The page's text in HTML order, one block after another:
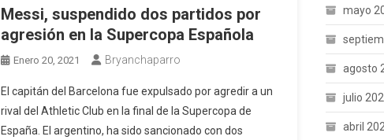
Messi, suspendido dos partidos por
agresión en la Supercopa Española
Enero 20, 2021 Bryanchaparro
El capitán del Barcelona fue expulsado por agredir a un
rival del Athletic Club en la final de la Supercopa de
España. El argentino, ha sido sancionado con dos
mayo
agosto
julio
abril